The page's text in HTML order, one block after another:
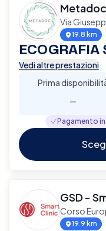
Metadoc
Via
19.8 km
ECOGRAFIA
Vedi altre prestazioni
Prima
-
Pagamento
GSD -
Corso
19.9 km